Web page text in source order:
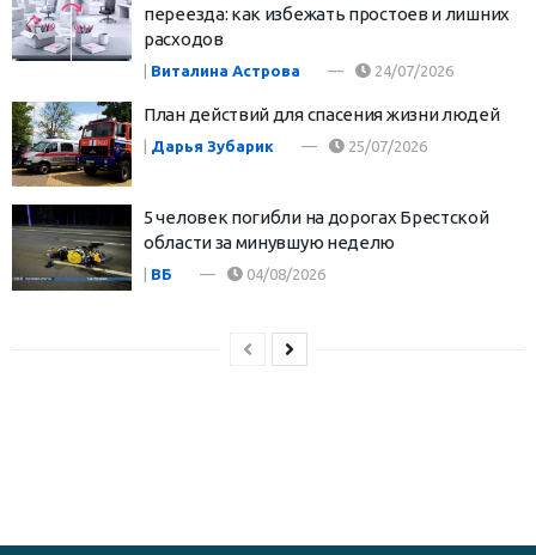
переезда: как избежать простоев и лишних
расходов
Виталина Астрова 24/07/2026
План действий для спасения жизни людей
Дарья Зубарик 25/07/2026
5 человек погибли на дорогах Брестской
области за минувшую неделю
ВБ 04/08/2026